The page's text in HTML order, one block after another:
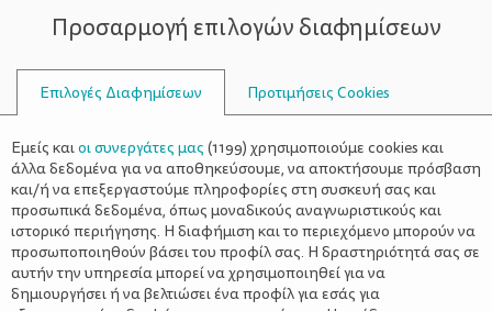
ΣΥΜΒΟΥΛΟΙ
ΠΡΌΓΡΑΜΜΑ ΚΑΝΌΝΩΝ ΓΙΑ
ΠΑΙΔΙΆ
Πρόγραμμα κανόνων – Δημιουργώντας
Προσαρμογή επιλογών διαφημίσεων
Επιλογές Διαφημίσεων Προτιμήσεις Cookies
Εμείς καιοι συνεργάτες μας (1199) χρησιμοποιούμε cookies και
άλλα δεδομένα για να αποθηκεύσουμε, να αποκτήσουμε πρόσβαση
και/ή να επεξεργαστούμε πληροφορίες στη συσκευή σας και
προσωπικά δεδομένα, όπως μοναδικούς αναγνωριστικούς και
ιστορικό περιήγησης. Η διαφήμιση και το περιεχόμενο μπορούν να
προσωποποιηθούν βάσει του προφίλ σας. Η δραστηριότητά σας σε
αυτήν την υπηρεσία μπορεί να χρησιμοποιηθεί για να
δημιουργήσει ή να βελτιώσει ένα προφίλ για εσάς για